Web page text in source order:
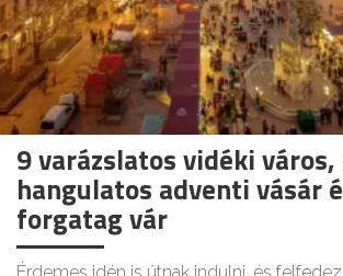
9 varázslatos vidéki város,
hangulatos adventi vásár
forgatag vár